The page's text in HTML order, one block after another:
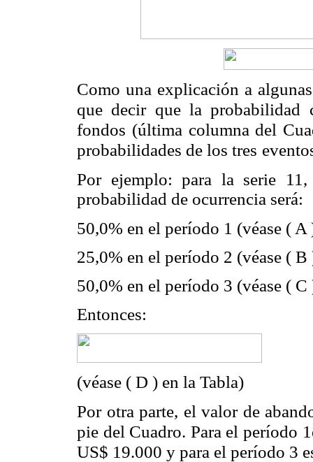
Como una explicación a
que decir que la probabilidad
fondos (última columna del
probabilidades de los tres
Por ejemplo: para la serie 11,
probabilidad de ocurrencia será:
50,0% en el período 1 (véase ( A
25,0% en el período 2 (véase ( B
50,0% en el período 3 (véase ( C
Entonces:
(véase ( D ) en la Tabla)
Por otra parte, el valor de
pie del Cuadro. Para el período
US$ 19.000 y para el período 3